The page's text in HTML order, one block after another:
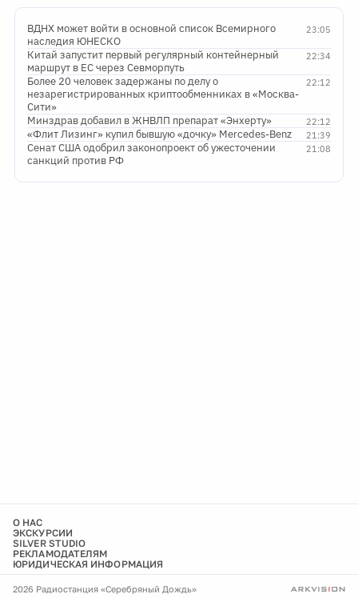
23:05
ВДНХ может войти в основной список Всемирного
наследия ЮНЕСКО
22:34
Китай запустит первый регулярный контейнерный
маршрут в ЕС через Севморпуть
22:12
Более 20 человек задержаны по делу о
незарегистрированных криптообменниках в «Москва-
Сити»
22:12
Минздрав добавил в ЖНВЛП препарат «Энхерту»
21:39
«Флит Лизинг» купил бывшую «дочку» Mercedes-Benz
21:08
Сенат США одобрил законопроект об ужесточении
санкций против РФ
О НАС
ЭКСКУРСИИ
SILVER STUDIO
РЕКЛАМОДАТЕЛЯМ
ЮРИДИЧЕСКАЯ ИНФОРМАЦИЯ
2026 Радиостанция «Серебряный Дождь»